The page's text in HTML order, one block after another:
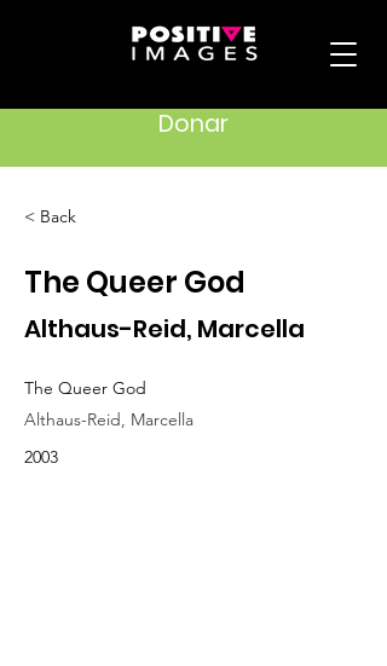
Donar
< Back
The Queer God
Althaus-Reid, Marcella
The Queer God
Althaus-Reid, Marcella
2003